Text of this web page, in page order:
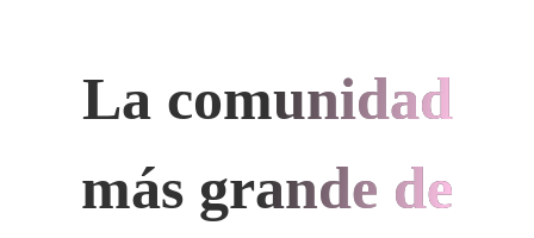
La comunidad
más grande de